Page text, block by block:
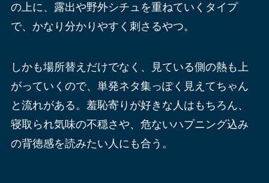
の上に、露出や野外シチュを重ねていくタイプ
で、かなり分かりやすく刺さるやつ。
しかも場所替えだけでなく、見ている側の熱も上
がっていくので、単発ネタ集っぽく見えてちゃん
と流れがある。羞恥寄りが好きな人はもちろん、
寝取られ気味の不穏さや、危ないハプニング込み
の背徳感を読みたい人にも合う。